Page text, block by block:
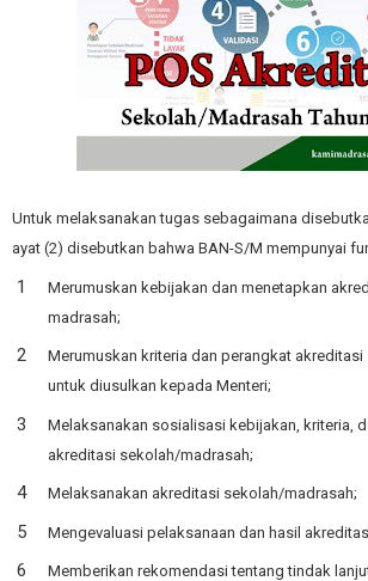
Untuk melaksanakan tugas sebagaimana
ayat (2) disebutkan bahwa BAN-S/M mempunyai
Merumuskan kebijakan dan menetapkan
madrasah;
Merumuskan kriteria dan perangkat
untuk diusulkan kepada Menteri;
Melaksanakan sosialisasi kebijakan, kriteria,
akreditasi sekolah/madrasah;
Melaksanakan akreditasi sekolah/madrasah;
Mengevaluasi pelaksanaan dan hasil
Memberikan rekomendasi tentang tindak